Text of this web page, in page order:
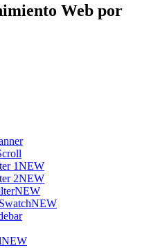
Web por
1NEW
2NEW
NEW
NEW
NEW